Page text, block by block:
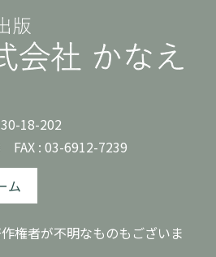
18-202
FAX : 03-6912-7239
ム
権者が不明なものもございま